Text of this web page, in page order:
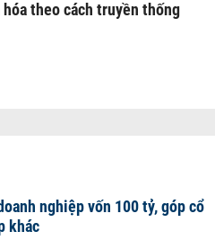
hóa theo cách truyền thống
nghiệp vốn 100 tỷ, góp cổ
khác